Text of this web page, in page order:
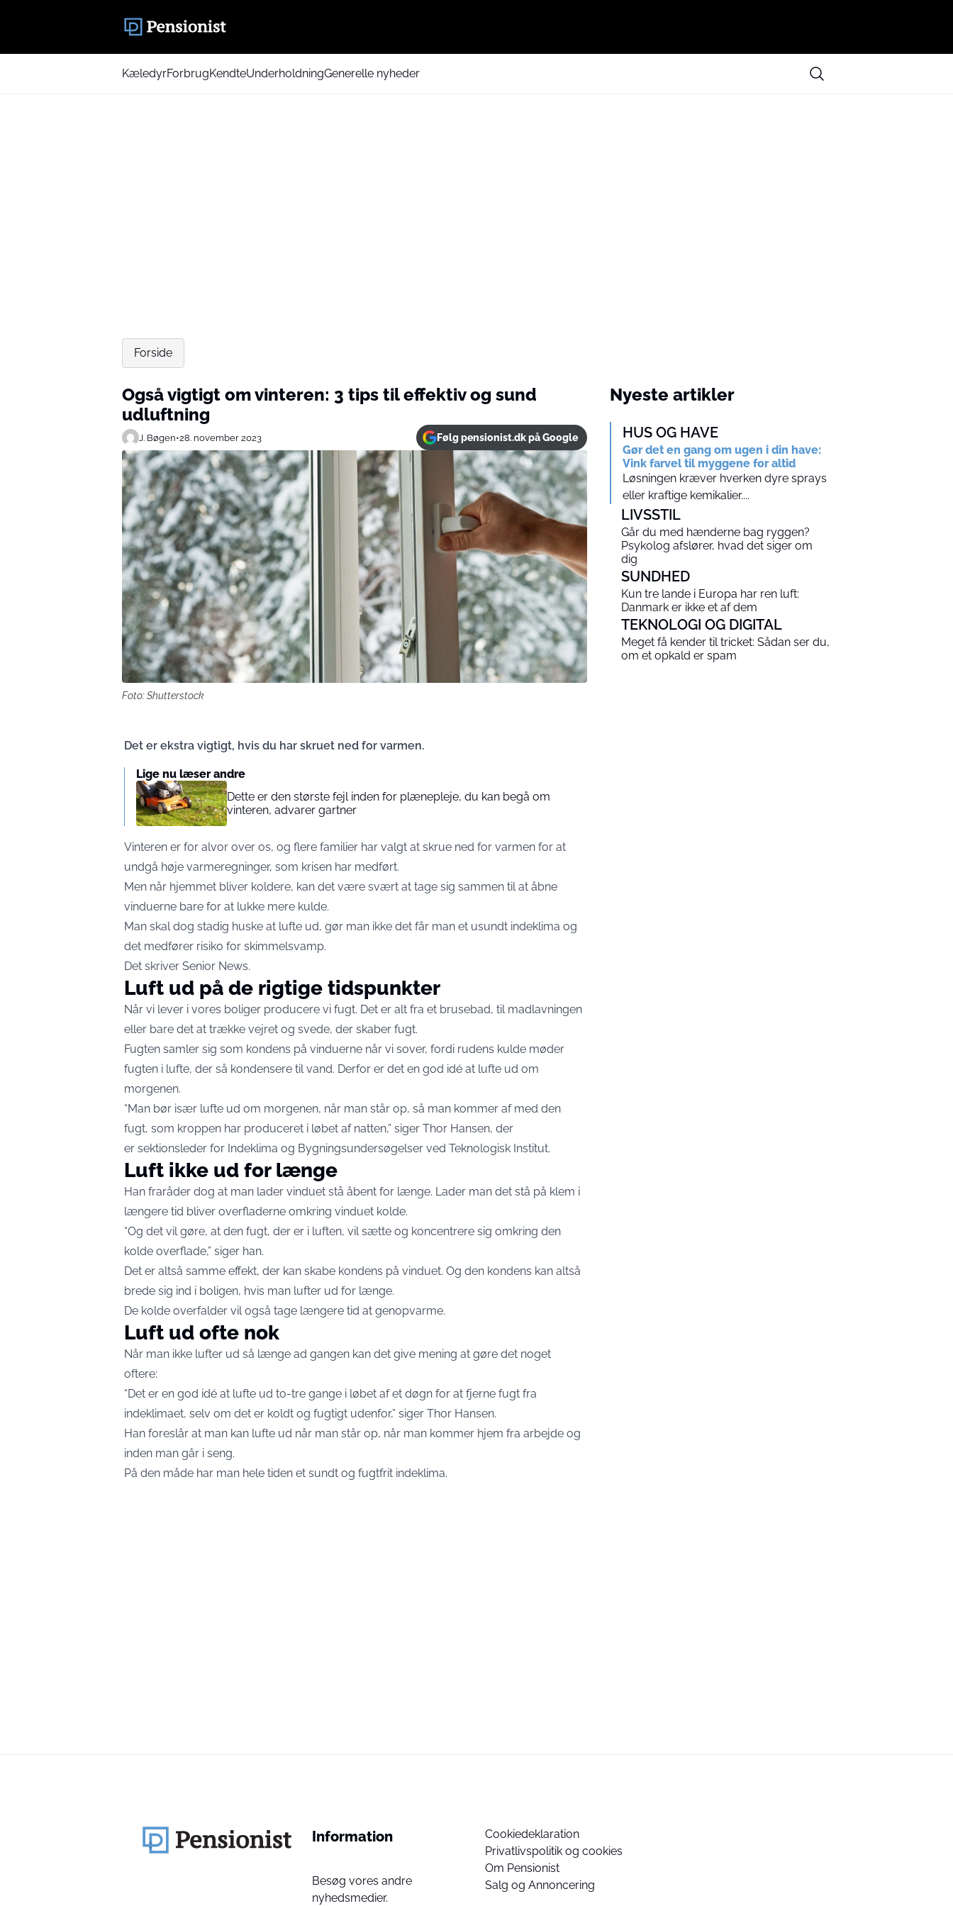
KæledyrForbrugKendteUnderholdningGenerelle nyheder
Forside
Også vigtigt om vinteren: 3 tips til effektiv og sund
udluftning
J. Bøgen•28. november 2023 Følg pensionist.dk på Google
Foto: Shutterstock
Det er ekstra vigtigt, hvis du har skruet ned for varmen.
Lige nu læser andre
Dette er den største fejl inden for plænepleje, du kan begå om
vinteren, advarer gartner
Vinteren er for alvor over os, og flere familier har valgt at skrue ned for varmen for at
undgå høje varmeregninger, som krisen har medført.
Men når hjemmet bliver koldere, kan det være svært at tage sig sammen til at åbne
vinduerne bare for at lukke mere kulde.
Man skal dog stadig huske at lufte ud, gør man ikke det får man et usundt indeklima og
det medfører risiko for skimmelsvamp.
Det skriver Senior News.
Luft ud på de rigtige tidspunkter
Når vi lever i vores boliger producere vi fugt. Det er alt fra et brusebad, til madlavningen
eller bare det at trække vejret og svede, der skaber fugt.
Fugten samler sig som kondens på vinduerne når vi sover, fordi rudens kulde møder
fugten i lufte, der så kondensere til vand. Derfor er det en god idé at lufte ud om
morgenen.
“Man bør især lufte ud om morgenen, når man står op, så man kommer af med den
fugt, som kroppen har produceret i løbet af natten,” siger Thor Hansen, der
er sektionsleder for Indeklima og Bygningsundersøgelser ved Teknologisk Institut.
Luft ikke ud for længe
Han fraråder dog at man lader vinduet stå åbent for længe. Lader man det stå på klem i
længere tid bliver overfladerne omkring vinduet kolde.
“Og det vil gøre, at den fugt, der er i luften, vil sætte og koncentrere sig omkring den
kolde overflade,” siger han.
Det er altså samme effekt, der kan skabe kondens på vinduet. Og den kondens kan altså
brede sig ind i boligen, hvis man lufter ud for længe.
De kolde overfalder vil også tage længere tid at genopvarme.
Luft ud ofte nok
Når man ikke lufter ud så længe ad gangen kan det give mening at gøre det noget
oftere:
“Det er en god idé at lufte ud to-tre gange i løbet af et døgn for at fjerne fugt fra
indeklimaet, selv om det er koldt og fugtigt udenfor,” siger Thor Hansen.
Han foreslår at man kan lufte ud når man står op, når man kommer hjem fra arbejde og
inden man går i seng.
På den måde har man hele tiden et sundt og fugtfrit indeklima.
Nyeste artikler
HUS OG HAVE
Gør det en gang om ugen i din have:
Vink farvel til myggene for altid
Løsningen kræver hverken dyre sprays
eller kraftige kemikalier....
LIVSSTIL
Går du med hænderne bag ryggen?
Psykolog afslører, hvad det siger om
dig
SUNDHED
Kun tre lande i Europa har ren luft:
Danmark er ikke et af dem
TEKNOLOGI OG DIGITAL
Meget få kender til tricket: Sådan ser du,
om et opkald er spam
Information
Besøg vores andre
nyhedsmedier.
Cookiedeklaration
Privatlivspolitik og cookies
Om Pensionist
Salg og Annoncering